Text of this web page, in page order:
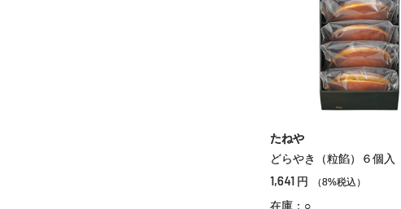
たねや
どらやき（粒餡）６個入
1,641 円 （8%税込）
在庫：○